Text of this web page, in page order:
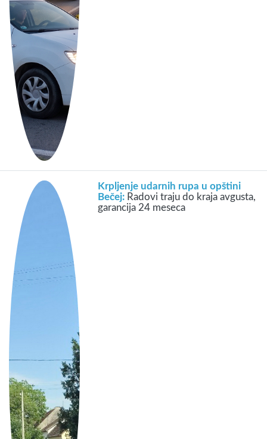
Krpljenje udarnih rupa u opštini
Bečej: Radovi traju do kraja avgusta,
garancija 24 meseca